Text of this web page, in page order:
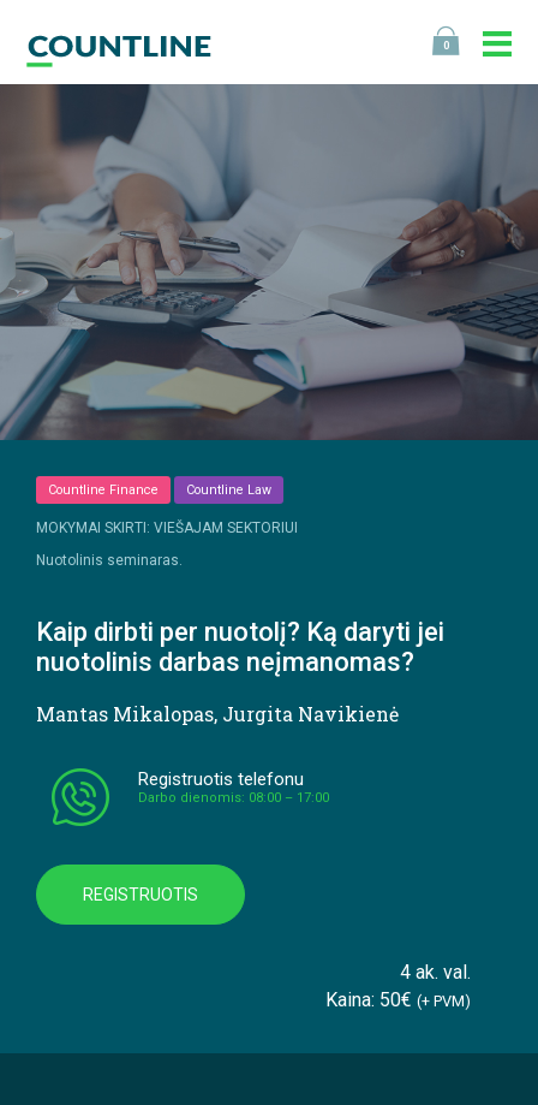
0
Countline Finance Countline Law
MOKYMAI SKIRTI: VIEŠAJAM SEKTORIUI
Nuotolinis seminaras.
Kaip dirbti per nuotolį? Ką daryti jei
nuotolinis darbas neįmanomas?
Mantas Mikalopas, Jurgita Navikienė
Registruotis telefonu
Darbo dienomis: 08:00 – 17:00
REGISTRUOTIS
4 ak. val.
Kaina: 50€ (+ PVM)